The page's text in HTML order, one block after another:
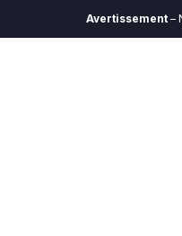
Avertissement–